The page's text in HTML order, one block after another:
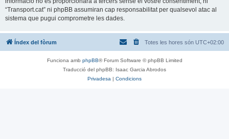
“Transport.cat” ni phpBB assumiran cap responsabilitat per qualsevol atac al
sistema que pugui comprometre les dades.
Índex del fòrum Totes les hores són UTC+02:00
Funciona amb phpBB® Forum Software © phpBB Limited
Traducció del phpBB: Isaac Garcia Abrodos
Privadesa | Condicions